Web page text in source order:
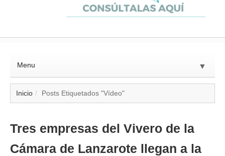
Menu ▼
Inicio Posts Etiquetados "Vídeo"
Tres empresas del Vivero de la
Cámara de Lanzarote llegan a la